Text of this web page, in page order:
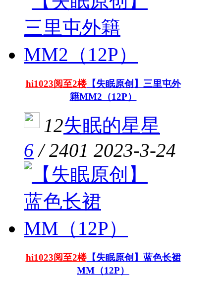
hi1023阅至2楼【失眠原创】三里屯外
籍MM2（12P）
12失眠的星星
6 /2401 2023-3-24
hi1023阅至2楼【失眠原创】蓝色长裙
MM（12P）